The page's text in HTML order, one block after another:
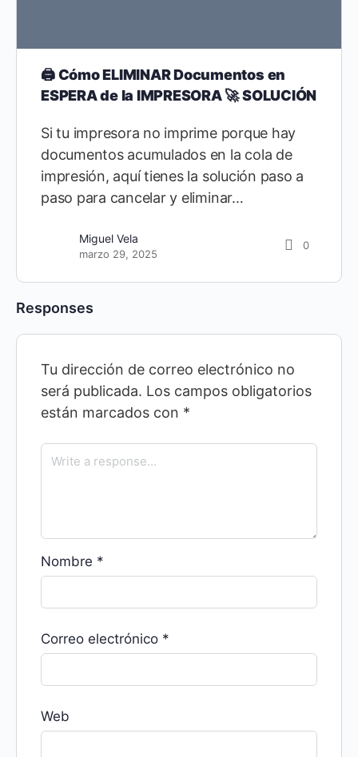
🖨️ Cómo ELIMINAR Documentos en
ESPERA de la IMPRESORA 🚀 SOLUCIÓN
Si tu impresora no imprime porque hay
documentos acumulados en la cola de
impresión, aquí tienes la solución paso a
paso para cancelar y eliminar…
Miguel Vela
marzo 29, 2025
0
Responses
Tu dirección de correo electrónico no
será publicada. Los campos obligatorios
están marcados con *
Nombre *
Correo electrónico *
Web